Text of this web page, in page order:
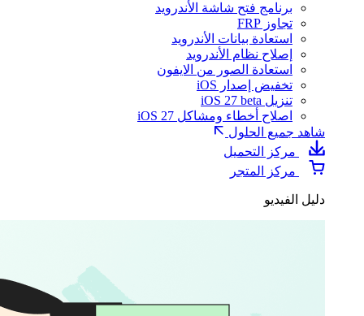
برنامج فتح شاشة الأندرويد
تجاوز FRP
استعادة بيانات الأندرويد
إصلاح نظام الأندرويد
استعادة الصور من الايفون
تخفيض إصدار iOS
تنزيل iOS 27 beta
اصلاح أخطاء ومشاكل iOS 27
شاهد جميع الحلول
مركز التحميل
مركز المتجر
دليل الفيديو